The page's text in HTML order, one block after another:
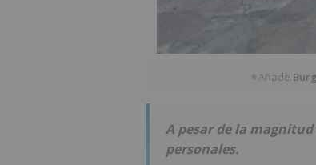
★ Añade
A pesar de la
personales.